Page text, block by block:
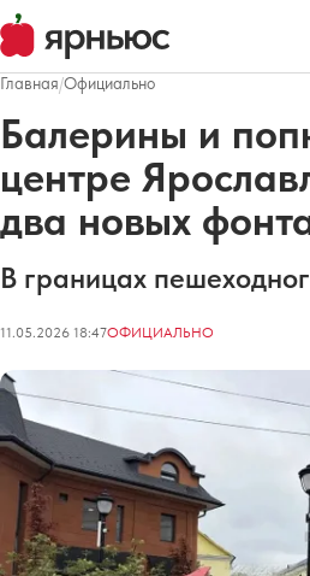
Главная/Официально
Балерины и
центре
два новых
В границах
11.05.2026 18:47ОФИЦИАЛЬНО